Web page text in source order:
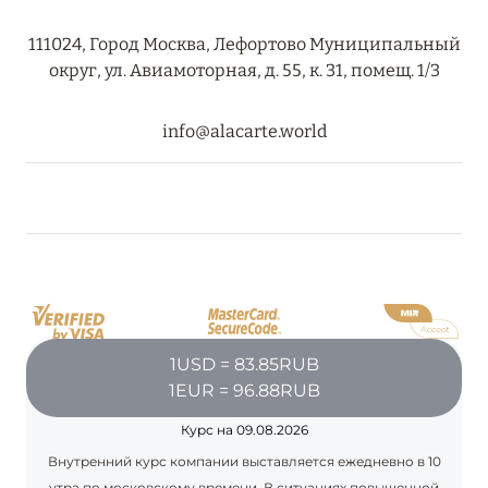
КОНЦЕПЦИЯ «ВСЁ ВКЛЮЧЕНО – ВСЁ
ЭКСКЛЮЗИВНО»
HÔTEL BARRIÈRE LES NEIGES
HÔTEL BARRIÈRE LES NEIGES
111024, Город Москва, Лефортово Муниципальный
округ, ул. Авиамоторная, д. 55, к. 31, помещ. 1/3
info@alacarte.world
1USD = 83.85RUB
1EUR = 96.88RUB
Курс на 09.08.2026
Внутренний курс компании выставляется ежедневно в 10